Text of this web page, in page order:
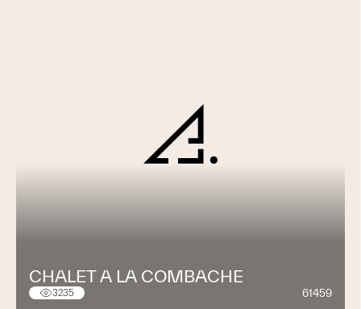
CHALET A LA COMBACHE
3235 61459